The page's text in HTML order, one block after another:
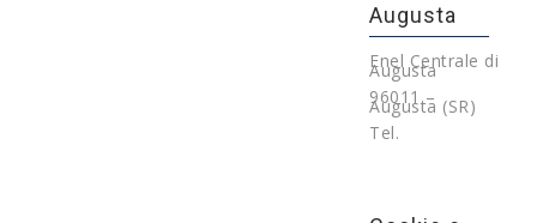
Augusta
Enel Centrale di
Augusta
96011 –
Augusta (SR)
Tel.